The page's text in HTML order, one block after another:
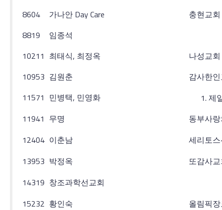
8604
가나안 Day Care
충현교회
8819
임종석
10211 최태식, 최정옥
나성교회
10953 김원춘
감사한
11571 민병택, 민영화
제
11941 무명
동부사
12404 이춘남
세리토
13953 박정옥
또감사
14319 창조과학선교회
15232 황인숙
올림픽